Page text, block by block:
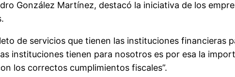
González Martínez, destacó la iniciativa de los
de servicios que tienen las instituciones financieras
instituciones tienen para nosotros es por esa la
los correctos cumplimientos fiscales”.